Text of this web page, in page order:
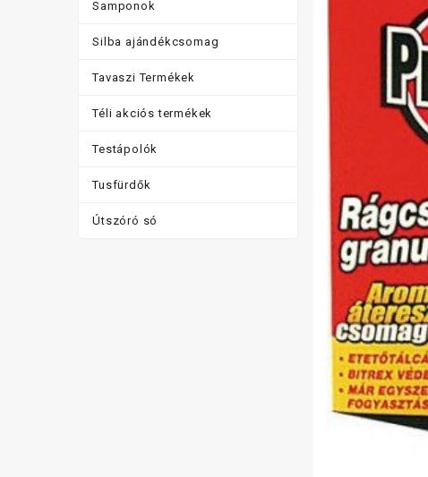
Samponok
Silba ajándékcsomag
Tavaszi Termékek
Téli akciós termékek
Testápolók
Tusfürdők
Útszóró só